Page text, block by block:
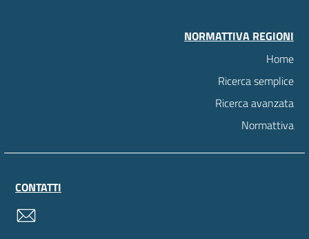
NORMATTIVA REGIONI
Home
Ricerca semplice
Ricerca avanzata
Normattiva
CONTATTI